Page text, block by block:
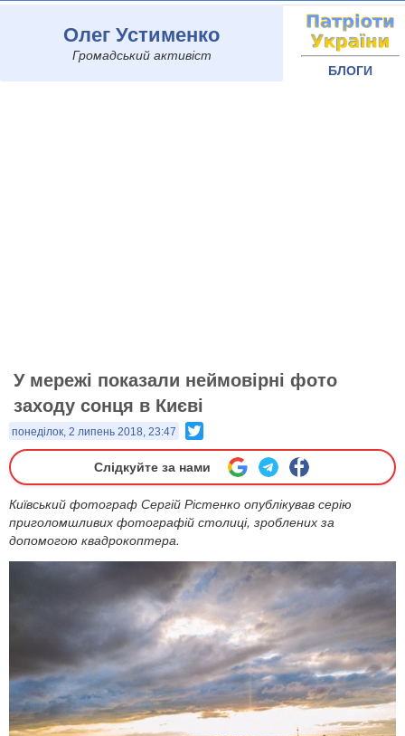
Олег Устименко
Громадський активіст
БЛОГИ
У мережі показали неймовірні фото
заходу сонця в Києві
понеділок, 2 липень 2018, 23:47
Слідкуйте за нами
Київський фотограф Сергій Рістенко опублікував серію
приголомшливих фотографій столиці, зроблених за
допомогою квадрокоптера.